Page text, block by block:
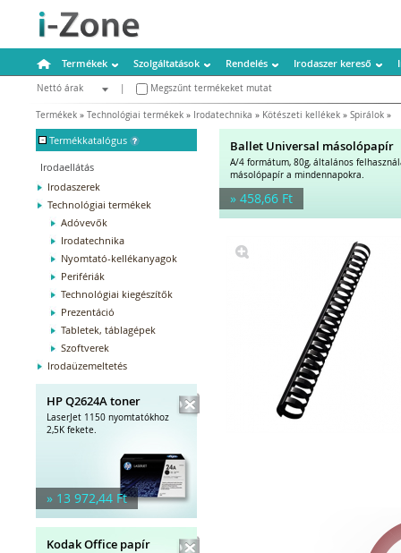
Termékek Szolgáltatások Rendelés Irodaszer kereső
Nettó árak
Megszűnt termékeket mutat
Termékek » Technológiai termékek » Irodatechnika » Kötészeti kellékek » Spirálok »
- Termékkatalógus
Irodaellátás
Irodaszerek
Technológiai termékek
Adóvevők
Irodatechnika
Nyomtató-kellékanyagok
Perifériák
Technológiai kiegészítők
Prezentáció
Tabletek, táblagépek
Szoftverek
Irodaüzemeltetés
HP Q2624A toner
LaserJet 1150 nyomtatókhoz
2,5K fekete.
» 13 972,44 Ft
Kodak Office papír
Ballet Universal másolópapír
A/4 formátum, 80g, általános
másolópapír a mindennapokra.
» 458,66 Ft